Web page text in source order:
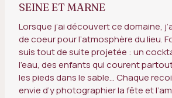
SEINE ET MARNE
Lorsque j’ai découvert ce domaine,
de coeur pour l’atmosphère du lieu.
suis tout de suite projetée : un
l’eau, des enfants qui courent
les pieds dans le sable… Chaque
envie d’y photographier la fête et